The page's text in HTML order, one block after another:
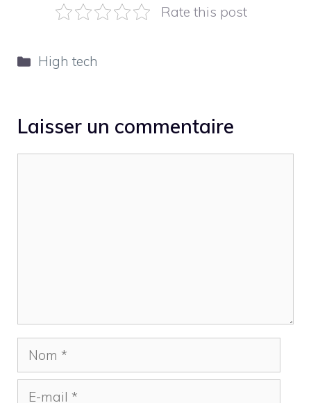
Rate this post
Catégories
High tech
Laisser un commentaire
Nom